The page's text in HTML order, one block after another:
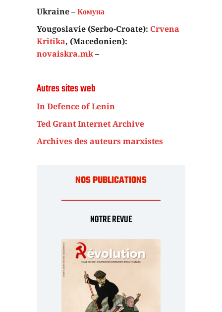
Ukraine –Комуна
Yougoslavie (Serbo-Croate): Crvena
Kritika, (Macedonien):
novaiskra.mk–
Autres sites web
In Defence of Lenin
Ted Grant Internet Archive
Archives des auteurs marxistes
NOS PUBLICATIONS
NOTRE REVUE